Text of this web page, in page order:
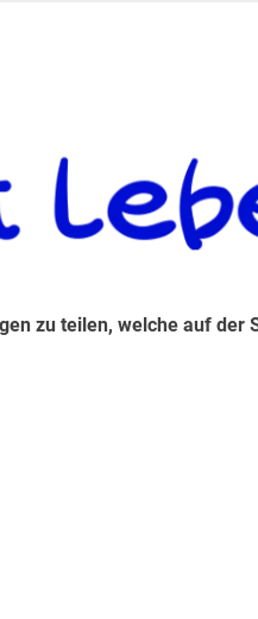
zu teilen, welche auf der